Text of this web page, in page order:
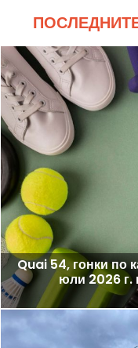
Quai 54, гонки по
юли 2026